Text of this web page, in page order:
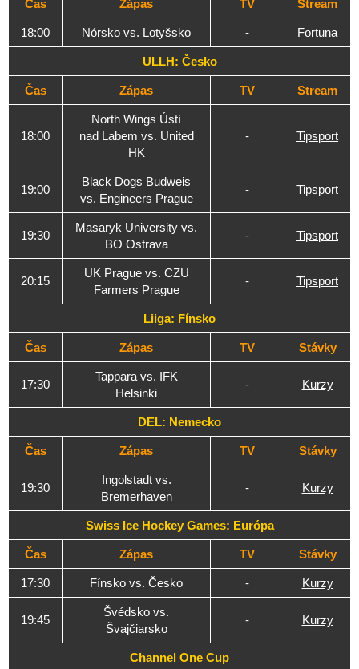
Čas Zápas TV Stream
18:00 Nórsko vs. Lotyšsko - Fortuna
ULLH: Česko
Čas Zápas TV Stream
18:00
North Wings Ústí
nad Labem vs. United
HK
- Tipsport
19:00
Black Dogs Budweis
vs. Engineers Prague
- Tipsport
19:30
Masaryk University vs.
BO Ostrava
- Tipsport
20:15
UK Prague vs. CZU
Farmers Prague
- Tipsport
Liiga: Fínsko
Čas Zápas TV Stávky
17:30
Tappara vs. IFK
Helsinki
- Kurzy
DEL: Nemecko
Čas Zápas TV Stávky
19:30
Ingolstadt vs.
Bremerhaven
- Kurzy
Swiss Ice Hockey Games: Európa
Čas Zápas TV Stávky
17:30 Fínsko vs. Česko - Kurzy
19:45
Švédsko vs.
Švajčiarsko
- Kurzy
Channel One Cup